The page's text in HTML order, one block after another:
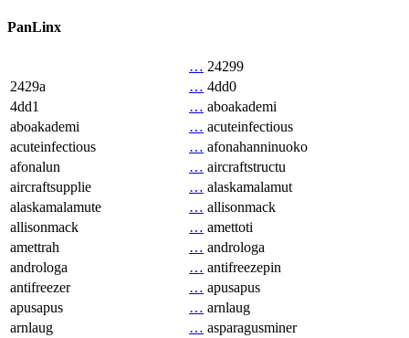
PanLinx
… 24299
2429a
… 4dd0
4dd1
… aboakademi
aboakademi
… acuteinfectious
acuteinfectious
… afonahanninuoko
afonalun
… aircraftstructu
aircraftsupplie
… alaskamalamut
alaskamalamute
… allisonmack
allisonmack
… amettoti
amettrah
… androloga
androloga
… antifreezepin
antifreezer
… apusapus
apusapus
… arnlaug
arnlaug
… asparagusminer